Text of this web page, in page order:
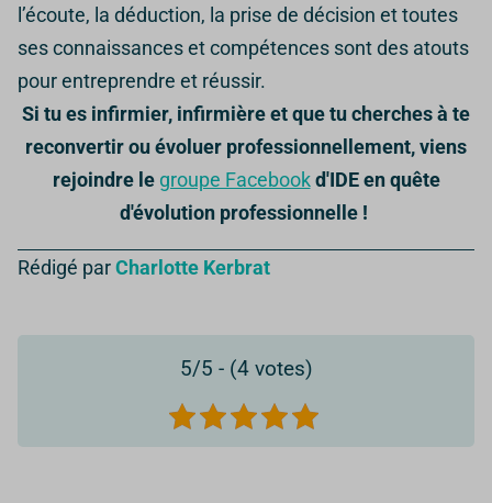
l’écoute, la déduction, la prise de décision et toutes
ses connaissances et compétences sont des atouts
pour entreprendre et réussir.
Si tu es infirmier, infirmière et que tu cherches à te
reconvertir ou évoluer professionnellement, viens
rejoindre le groupe Facebookd'IDE en quête
d'évolution professionnelle !
Rédigé parCharlotte Kerbrat
5/5 - (4 votes)